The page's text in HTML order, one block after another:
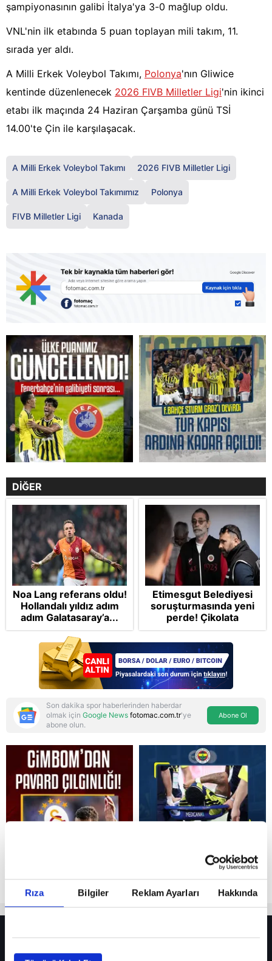
Rıza Bilgiler Reklam Ayarları Hakkında
Reddet
şampiyonasının galibi İtalya'ya 3-0 mağlup oldu.
VNL'nin ilk etabında 5 puan toplayan mili takım, 11.
sırada yer aldı.
A Milli Erkek Voleybol Takımı, Polonya'nın Gliwice
kentinde düzenlenecek 2026 FIVB Milletler Ligi'nin ikinci
etabı ilk maçında 24 Haziran Çarşamba günü TSİ
14.00'te Çin ile karşılaşacak.
A Milli Erkek Voleybol Takımı 2026 FIVB Milletler Ligi
A Milli Erkek Voleybol Takımımız Polonya
FIVB Milletler Ligi Kanada
DİĞER
Noa Lang referans oldu!
Hollandalı yıldız adım
adım Galatasaray’a...
Etimesgut Belediyesi
soruşturmasında yeni
perde! Çikolata
kutusunda rüşvet ve
gizli oda iddiaları
dosyada
Son dakika spor haberlerinden haberdar
olmak için Google News fotomac.com.tr'ye
abone olun.
Abone Ol